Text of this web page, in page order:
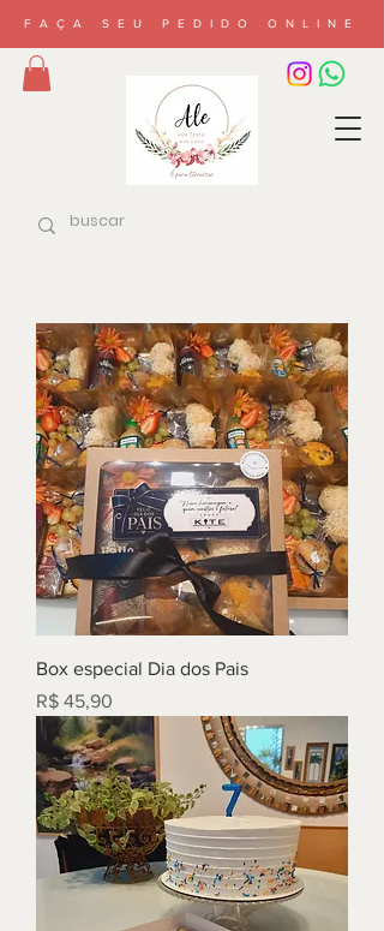
FAÇA SEU PEDIDO ONLINE
Box especial Dia dos Pais
Preço
R$ 45,90